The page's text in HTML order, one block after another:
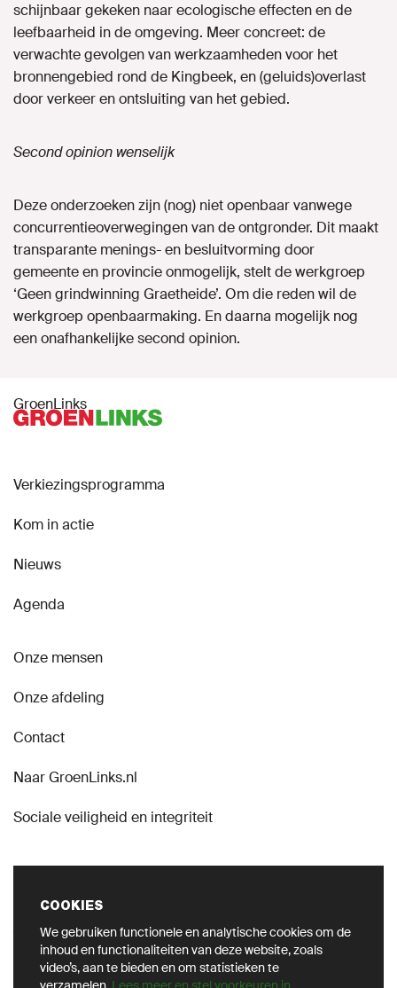
COOKIES
We gebruiken functionele en analytische cookies om de
inhoud en functionaliteiten van deze website, zoals
video’s, aan te bieden en om statistieken te
schijnbaar gekeken naar ecologische effecten en de
leefbaarheid in de omgeving. Meer concreet: de
verwachte gevolgen van werkzaamheden voor het
bronnengebied rond de Kingbeek, en (geluids)overlast
door verkeer en ontsluiting van het gebied.
Second opinion wenselijk
Deze onderzoeken zijn (nog) niet openbaar vanwege
concurrentieoverwegingen van de ontgronder. Dit maakt
transparante menings- en besluitvorming door
gemeente en provincie onmogelijk, stelt de werkgroep
‘Geen grindwinning Graetheide’. Om die reden wil de
werkgroep openbaarmaking. En daarna mogelijk nog
een onafhankelijke second opinion.
GroenLinks
Verkiezingsprogramma
Kom in actie
Nieuws
Agenda
Onze mensen
Onze afdeling
Contact
Naar GroenLinks.nl
Sociale veiligheid en integriteit
VOLG ONS OP SOCIAL